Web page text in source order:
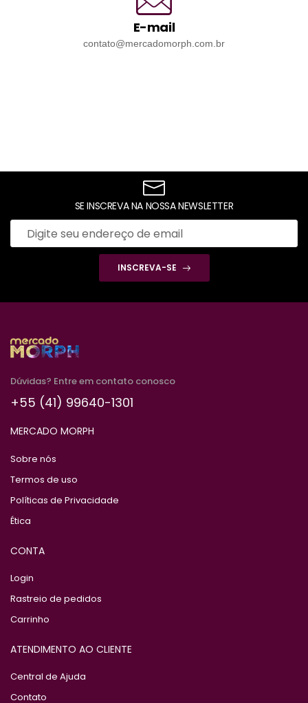
E-mail
contato@mercadomorph.com.br
SE INSCREVA NA NOSSA NEWSLETTER
INSCREVA-SE
Dúvidas? Entre em contato conosco
+55 (41) 99640-1301
MERCADO MORPH
Sobre nós
Termos de uso
Políticas de Privacidade
Ética
CONTA
Login
Rastreio de pedidos
Carrinho
ATENDIMENTO AO CLIENTE
Central de Ajuda
Contato